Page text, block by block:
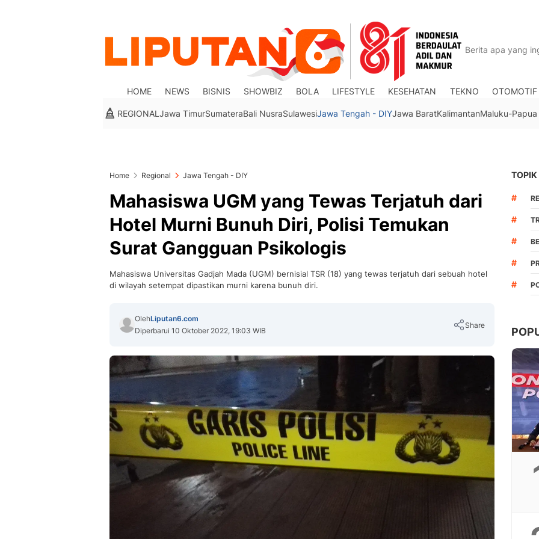
HOME NEWS BISNIS SHOWBIZ BOLA LIFESTYLE KESEHATAN TEKNO OTOMOTIF
REGIONAL Jawa TimurSumateraBali NusraSulawesiJawa Tengah - DIYJawa BaratKalimantanMaluku-Papua
Home Regional Jawa Tengah - DIY
Mahasiswa UGM yang Tewas Terjatuh dari
Hotel Murni Bunuh Diri, Polisi Temukan
Surat Gangguan Psikologis
Mahasiswa Universitas Gadjah Mada (UGM) bernisial TSR (18) yang tewas terjatuh dari sebuah hotel
di wilayah setempat dipastikan murni karena bunuh diri.
OlehLiputan6.com
Diperbarui 10 Oktober 2022, 19:03 WIB
Share
TOPIK
#
#
#
#
#